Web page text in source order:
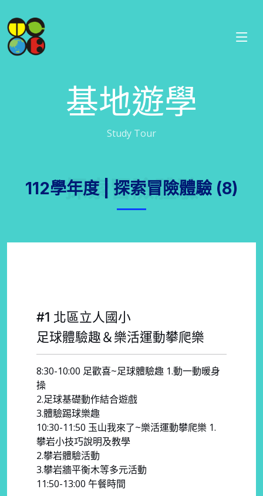
基地遊學
Study Tour
探索冒險體驗
112學年度 | 探索冒險體驗 (8)
#1 北區立人國小
足球體驗趣＆樂活運動攀爬樂
8:30-10:00 足歡喜~足球體驗趣 1.動一動暖身
操
2.足球基礎動作結合遊戲
3.體驗踢球樂趣
10:30-11:50 玉山我來了~樂活運動攀爬樂 1.
攀岩小技巧說明及教學
2.攀岩體驗活動
3.攀岩牆平衡木等多元活動
11:50-13:00 午餐時間